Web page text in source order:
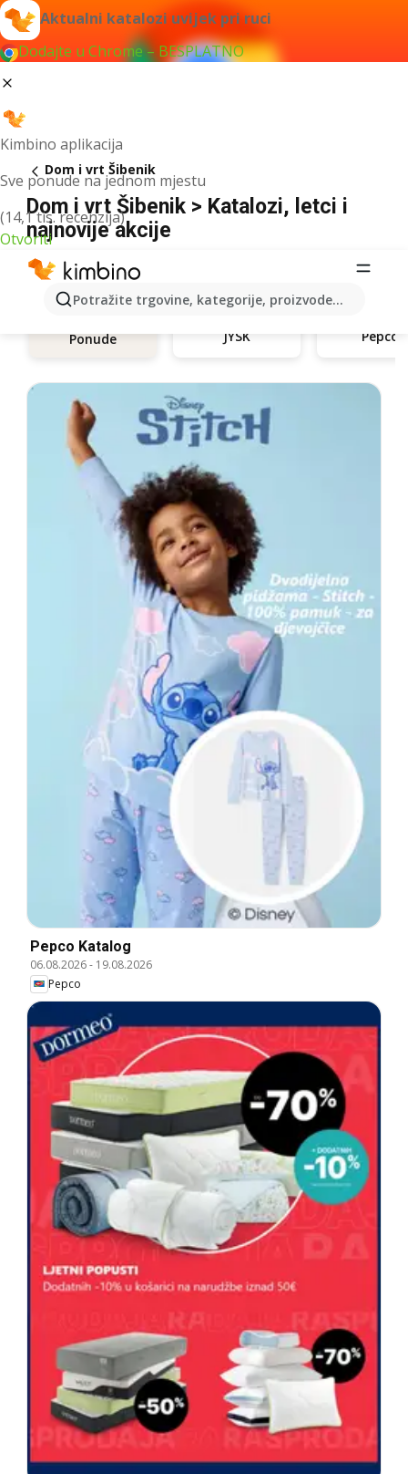
Aktualni katalozi uvijek pri ruci
Dodajte u Chrome – BESPLATNO
Kimbino aplikacija
Sve ponude na jednom mjestu
(14,1 tis. recenzija)
Otvoriti
Potražite trgovine, kategorije, proizvode...
Dom i vrt Šibenik
Dom i vrt Šibenik > Katalozi, letci i
najnovije akcije
Ponude JYSK Pepco
Pepco Katalog
06.08.2026- 19.08.2026
Pepco